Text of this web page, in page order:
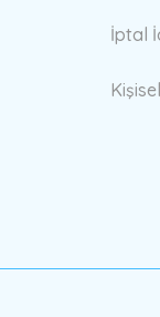
İptal